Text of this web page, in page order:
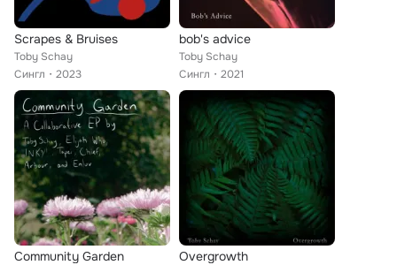
Scrapes & Bruises
Toby Schay
Сингл
2023
bob's advice
Toby Schay
Сингл
2021
Community Garden Overgrowth